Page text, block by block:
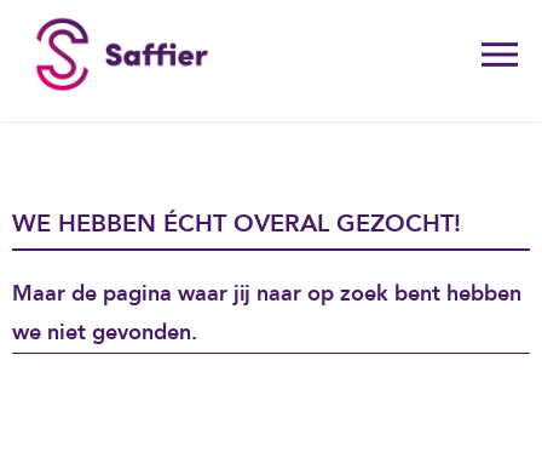
WE HEBBEN ÉCHT OVERAL GEZOCHT!
Maar de pagina waar jij naar op zoek bent hebben
we niet gevonden.